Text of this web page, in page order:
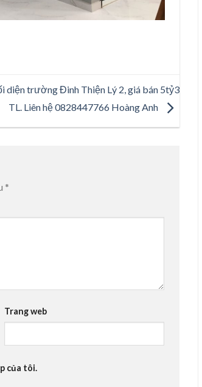
diện trường Đinh Thiện Lý 2, giá bán 5tỷ3
TL. Liên hệ 0828447766 Hoàng Anh
*
Trang web
của tôi.